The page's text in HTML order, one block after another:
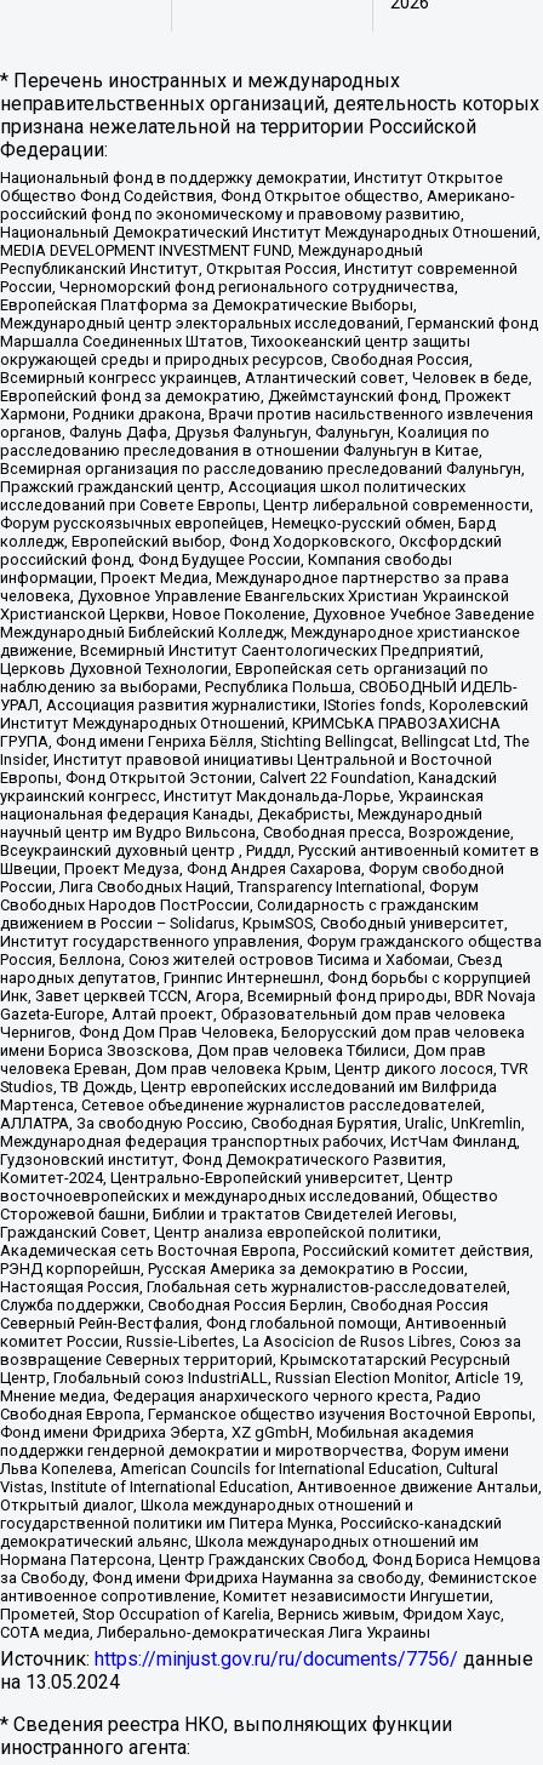
* Перечень иностранных и международных
неправительственных организаций, деятельность которых
признана нежелательной на территории Российской
Федерации:
Национальный фонд в поддержку демократии, Институт Открытое
Общество Фонд Содействия, Фонд Открытое общество, Американо-
российский фонд по экономическому и правовому развитию,
Национальный Демократический Институт Международных Отношений,
MEDIA DEVELOPMENT INVESTMENT FUND, Международный
Республиканский Институт, Открытая Россия, Институт современной
России, Черноморский фонд регионального сотрудничества,
Европейская Платформа за Демократические Выборы,
Международный центр электоральных исследований, Германский фонд
Маршалла Соединенных Штатов, Тихоокеанский центр защиты
окружающей среды и природных ресурсов, Свободная Россия,
Всемирный конгресс украинцев, Атлантический совет, Человек в беде,
Европейский фонд за демократию, Джеймстаунский фонд, Прожект
Хармони, Родники дракона, Врачи против насильственного извлечения
органов, Фалунь Дафа, Друзья Фалуньгун, Фалуньгун, Коалиция по
расследованию преследования в отношении Фалуньгун в Китае,
Всемирная организация по расследованию преследований Фалуньгун,
Пражский гражданский центр, Ассоциация школ политических
исследований при Совете Европы, Центр либеральной современности,
Форум русскоязычных европейцев, Немецко-русский обмен, Бард
колледж, Европейский выбор, Фонд Ходорковского, Оксфордский
российский фонд, Фонд Будущее России, Компания свободы
информации, Проект Медиа, Международное партнерство за права
человека, Духовное Управление Евангельских Христиан Украинской
Христианской Церкви, Новое Поколение, Духовное Учебное Заведение
Международный Библейский Колледж, Международное христианское
движение, Всемирный Институт Саентологических Предприятий,
Церковь Духовной Технологии, Европейская сеть организаций по
наблюдению за выборами, Республика Польша, СВОБОДНЫЙ ИДЕЛЬ-
УРАЛ, Ассоциация развития журналистики, IStories fonds, Королевский
Институт Международных Отношений, КРИМСЬКА ПРАВОЗАХИСНА
ГРУПА, Фонд имени Генриха Бёлля, Stichting Bellingcat, Bellingcat Ltd, The
Insider, Институт правовой инициативы Центральной и Восточной
Европы, Фонд Открытой Эстонии, Calvert 22 Foundation, Канадский
украинский конгресс, Институт Макдональда-Лорье, Украинская
национальная федерация Канады, Декабристы, Международный
научный центр им Вудро Вильсона, Свободная пресса, Возрождение,
Всеукраинский духовный центр , Риддл, Русский антивоенный комитет в
Швеции, Проект Медуза, Фонд Андрея Сахарова, Форум свободной
России, Лига Свободных Наций, Transparеncy International, Форум
Свободных Народов ПостРоссии, Солидарность с гражданским
движением в России – Solidarus, КрымSOS, Свободный университет,
Институт государственного управления, Форум гражданского общества
Россия, Беллона, Союз жителей островов Тисима и Хабомаи, Съезд
народных депутатов, Гринпис Интернешнл, Фонд борьбы с коррупцией
Инк, Завет церквей TCCN, Агора, Всемирный фонд природы, BDR Novaja
Gazeta-Europe, Алтай проект, Образовательный дом прав человека
Чернигов, Фонд Дом Прав Человека, Белорусский дом прав человека
имени Бориса Звозскова, Дом прав человека Тбилиси, Дом прав
человека Ереван, Дом прав человека Крым, Центр дикого лосося, TVR
Studios, ТВ Дождь, Центр европейских исследований им Вилфрида
Мартенса, Сетевое объединение журналистов расследователей,
АЛЛАТРА, За свободную Россию, Свободная Бурятия, Uralic, UnKremlin,
Международная федерация транспортных рабочих, ИстЧам Финланд,
Гудзоновский институт, Фонд Демократического Развития,
Комитет-2024, Центрально-Европейский университет, Центр
восточноевропейских и международных исследований, Общество
Сторожевой башни, Библии и трактатов Свидетелей Иеговы,
Гражданский Совет, Центр анализа европейской политики,
Академическая сеть Восточная Европа, Российский комитет действия,
РЭНД корпорейшн, Русская Америка за демократию в России,
Настоящая Россия, Глобальная сеть журналистов-расследователей,
Служба поддержки, Свободная Россия Берлин, Свободная Россия
Северный Рейн-Вестфалия, Фонд глобальной помощи, Антивоенный
комитет России, Russie-Libertes, La Asocicion de Rusos Libres, Союз за
возвращение Северных территорий, Крымскотатарский Ресурсный
Центр, Глобальный союз IndustriALL, Russian Election Monitor, Article 19,
Мнение медиа, Федерация анархического черного креста, Радио
Свободная Европа, Германское общество изучения Восточной Европы,
Фонд имени Фридриха Эберта, XZ gGmbH, Мобильная академия
поддержки гендерной демократии и миротворчества, Форум имени
Льва Копелева, American Councils for International Education, Cultural
Vistas, Institute of International Education, Антивоенное движение Антальи,
Открытый диалог, Школа международных отношений и
государственной политики им Питера Мунка, Российско-канадский
демократический альянс, Школа международных отношений им
Нормана Патерсона, Центр Гражданских Свобод, Фонд Бориса Немцова
за Свободу, Фонд имени Фридриха Науманна за свободу, Феминистское
антивоенное сопротивление, Комитет независимости Ингушетии,
Прометей, Stop Occupation of Karelia, Вернись живым, Фридом Хаус,
СОТА медиа, Либерально-демократическая Лига Украины
Источник: https://minjust.gov.ru/ru/documents/7756/ данные
на 13.05.2024
* Сведения реестра НКО, выполняющих функции
иностранного агента: